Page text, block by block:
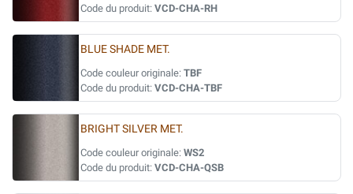
Code du produit: VCD-CHA-RH
BLUE SHADE MET.
Code couleur originale: TBF
Code du produit: VCD-CHA-TBF
BRIGHT SILVER MET.
Code couleur originale: WS2
Code du produit: VCD-CHA-QSB